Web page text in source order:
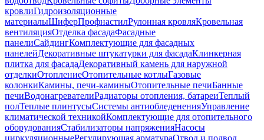
кровлиГидроизоляционные
материалыШиферПрофнастилРулонная кровляКровельная
вентиляцияОтделка фасадаФасадные
панелиСайдингКомплектующие для фасадных
панелейДекоративные штукатурки для фасадаКлинкерная
плитка для фасадаДекоративный камень для наружной
отделкиОтоплениеОтопительные котлыГазовые
колонкиКамины, печи-каминыОтопительные печиБанные
печиВодонагревателиРадиаторы отопления, батареиТеплый
полТеплые плинтусыСистемы антиобледененияУправление
климатической техникойКомплектующие для отопительного
оборудованияСтабилизаторы напряженияНасосы
циркуляционныеРегулирующая арматураОтвод и подвод